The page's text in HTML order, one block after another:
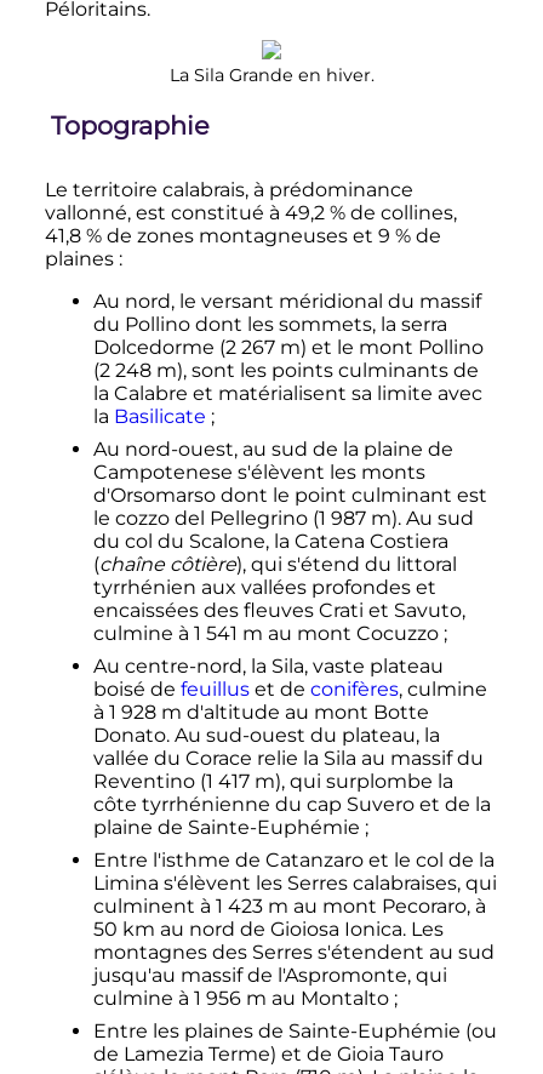
Péloritains.
La Sila Grande en hiver.
Topographie
Le territoire calabrais, à prédominance
vallonné, est constitué à 49,2 % de collines,
41,8 % de zones montagneuses et 9 % de
plaines :
Au nord, le versant méridional du massif
du Pollino dont les sommets, la serra
Dolcedorme (2 267 m) et le mont Pollino
(2 248 m), sont les points culminants de
la Calabre et matérialisent sa limite avec
la Basilicate ;
Au nord-ouest, au sud de la plaine de
Campotenese s'élèvent les monts
d'Orsomarso dont le point culminant est
le cozzo del Pellegrino (1 987 m). Au sud
du col du Scalone, la Catena Costiera
(chaîne côtière), qui s'étend du littoral
tyrrhénien aux vallées profondes et
encaissées des fleuves Crati et Savuto,
culmine à 1 541 m au mont Cocuzzo ;
Au centre-nord, la Sila, vaste plateau
boisé de feuilluset de conifères, culmine
à 1 928 m d'altitude au mont Botte
Donato. Au sud-ouest du plateau, la
vallée du Corace relie la Sila au massif du
Reventino (1 417 m), qui surplombe la
côte tyrrhénienne du cap Suvero et de la
plaine de Sainte-Euphémie ;
Entre l'isthme de Catanzaro et le col de la
Limina s'élèvent les Serres calabraises, qui
culminent à 1 423 m au mont Pecoraro, à
50 km au nord de Gioiosa Ionica. Les
montagnes des Serres s'étendent au sud
jusqu'au massif de l'Aspromonte, qui
culmine à 1 956 m au Montalto ;
Entre les plaines de Sainte-Euphémie (ou
de Lamezia Terme) et de Gioia Tauro